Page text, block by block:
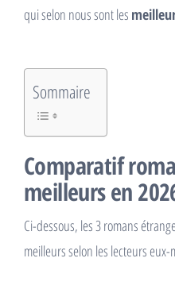
qui selon nous sont les
Sommaire
Comparatif
meilleurs en
Ci-dessous, les 3 romans
meilleurs selon les lecteurs eux-